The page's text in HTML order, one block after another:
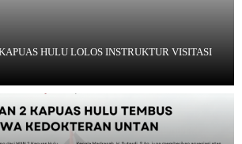
HULU LOLOS INSTRUKTUR VISITASI